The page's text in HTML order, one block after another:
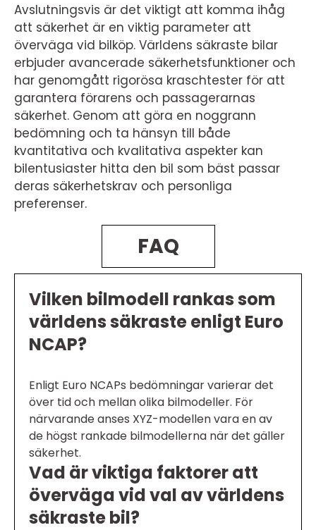
Avslutningsvis är det viktigt att komma ihåg
att säkerhet är en viktig parameter att
överväga vid bilköp. Världens säkraste bilar
erbjuder avancerade säkerhetsfunktioner och
har genomgått rigorösa kraschtester för att
garantera förarens och passagerarnas
säkerhet. Genom att göra en noggrann
bedömning och ta hänsyn till både
kvantitativa och kvalitativa aspekter kan
bilentusiaster hitta den bil som bäst passar
deras säkerhetskrav och personliga
preferenser.
FAQ
Vilken bilmodell rankas som
världens säkraste enligt Euro
NCAP?
Enligt Euro NCAPs bedömningar varierar det
över tid och mellan olika bilmodeller. För
närvarande anses XYZ-modellen vara en av
de högst rankade bilmodellerna när det gäller
säkerhet.
Vad är viktiga faktorer att
överväga vid val av världens
säkraste bil?